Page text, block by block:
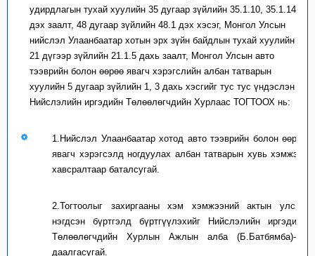
удирдлагын тухай хуулийн 35 дугаар зүйлийн 35.1.10, 35.1.14
дэх заалт, 48 дугаар зүйлийн 48.1 дэх хэсэг, Монгол Улсын
нийслэл Улаанбаатар хотын эрх зүйн байдлын тухай хуулийн
21 дүгээр зүйлийн 21.1.5 дахь заалт, Монгол Улсын авто
тээврийн болон өөрөө явагч хэрэгслийн албан татварын
хуулийн 5 дугаар зүйлийн 1, 3 дахь хэсгийг тус тус үндэслэн
Нийслэлийн иргэдийн Төлөөлөгчдийн Хурлаас ТОГТООХ нь:
1.Нийслэл Улаанбаатар хотод авто тээврийн болон өөрөө
явагч хэрэгсэлд ногдуулах албан татварын хувь хэмжээг
хавсралтаар баталсугай.
2.Тогтоолыг захиргааны хэм хэмжээний актын улсын
нэгдсэн бүртгэлд бүртгүүлэхийг Нийслэлийн иргэдийн
Төлөөлөгчдийн Хурлын Ажлын алба (Б.Батбямба)-нд
даалгасугай.